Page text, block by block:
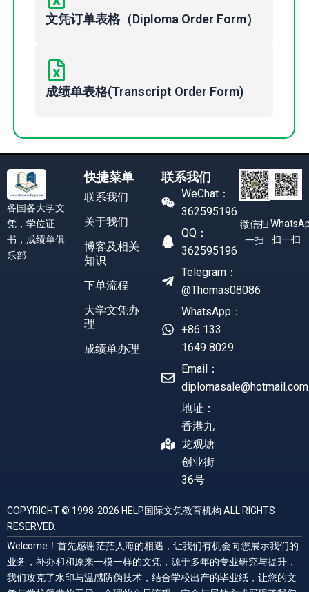
文凭订单表格（Diploma Order Form）
成绩单表格(Transcript Order Form)
各国各大学文
凭，学位证
书，成绩单俱
乐部
快捷菜单
联系我们
关于我们
博客及相关
知识
下单流程
大学文凭办
理
成绩单办理
联系我们
WeChat：
362595196
QQ：
362595196
Telegram：
@Thomas08086
WhatsApp：
+86 133
1649 8029
Email：
diplomasale@hotmail.com
地址：
香港九
龙观塘
创业街
36号
微信扫
一扫
扫一扫
COPYRIGHT © 1998-2026 HELP国际文凭教育机构 ALL RIGHTS
RESERVED.
Welcome！首先感谢茫茫人海的相遇，让我们有机会向您展示我们的
业务，补办和和原来一模一样的文凭，源于多年的专业研究与提升，
我们攻克了水印与温感防伪技术，结合学校出产的毕业纸，让您的文